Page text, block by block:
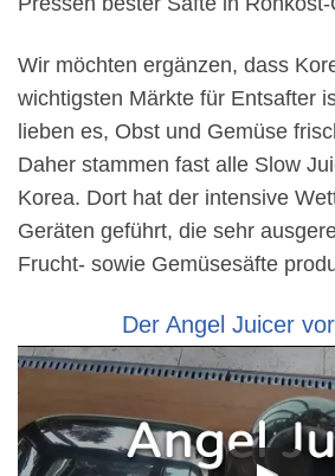
Wir möchten ergänzen, dass
wichtigsten Märkte für Entsafter
lieben es, Obst und Gemüse
Daher stammen fast alle Slow
Korea. Dort hat der intensive
Geräten geführt, die sehr
Frucht- sowie Gemüsesäfte
Der Angel Juicer